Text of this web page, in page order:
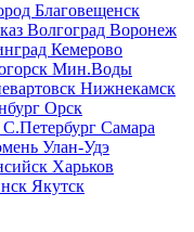
Благовещенск
Волгоград Воронеж
Кемерово
Мин.Воды
Нижнекамск
Орск
С.Петербург Самара
Улан-Удэ
Харьков
Якутск